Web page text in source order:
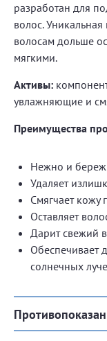
разработан для
волос.
волосам дольше
мягкими.
Активы:
увлажняющие и
Преимущества
Нежно и
Удаляет
Смягчает
Оставляет
Дарит свежий
Обеспечивает
солнечных